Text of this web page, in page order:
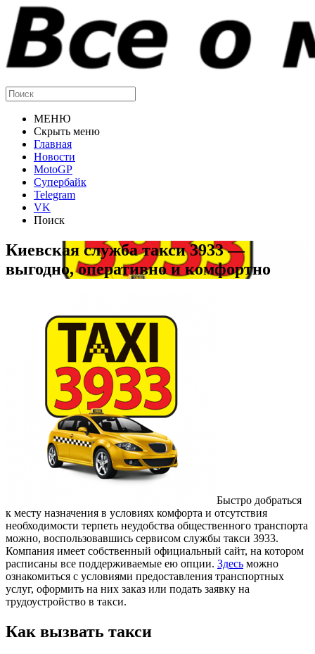
МЕНЮ
Скрыть меню
Главная
Новости
MotoGP
Супербайк
Telegram
VK
Поиск
Киевская служба такси 3933 —
выгодно, оперативно и комфортно
Быстро добраться
к месту назначения в условиях комфорта и отсутствия
необходимости терпеть неудобства общественного транспорта
можно, воспользовавшись сервисом службы такси 3933.
Компания имеет собственный официальный сайт, на котором
расписаны все поддерживаемые ею опции. Здесь можно
ознакомиться с условиями предоставления транспортных
услуг, оформить на них заказ или подать заявку на
трудоустройство в такси.
Как вызвать такси